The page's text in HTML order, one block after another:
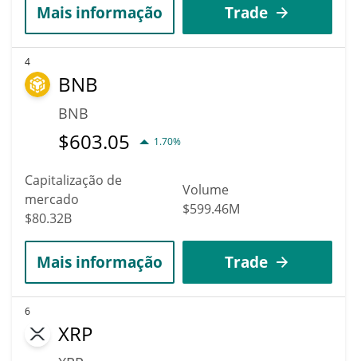
Mais informação Trade
4
BNB
BNB
$603.05 1.70%
Capitalização de
mercado
$80.32B
Volume
$599.46M
Mais informação Trade
6
XRP